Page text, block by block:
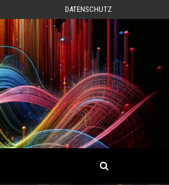
DATENSCHUTZ